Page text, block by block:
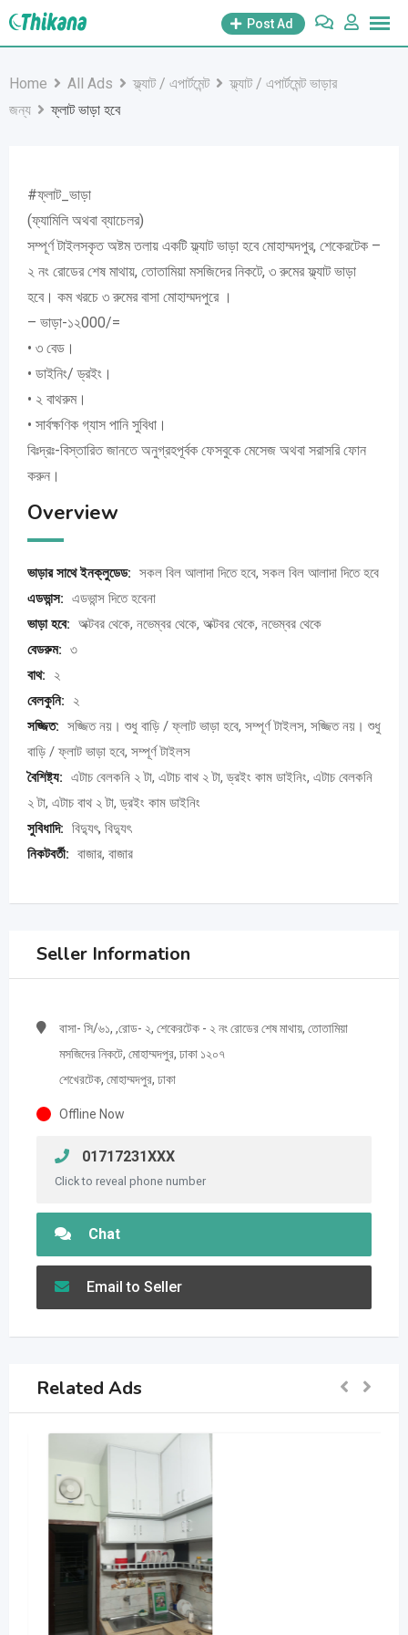
Skip
Post Ad
Home All Ads ফ্ল্যাট / এপার্টমেন্ট
ফ্ল্যাট / এপার্টমেন্ট ভাড়ার
জন্য
ফ্লাট ভাড়া হবে
#ফ্লাট_ভাড়া
(ফ্যামিলি অথবা ব্যাচেলর)
সম্পূর্ণ টাইলসকৃত অষ্টম তলায় একটি ফ্ল্যাট ভাড়া হবে মোহাম্মদপুর, শেকেরটেক –
২ নং রোডের শেষ মাথায়, তোতামিয়া মসজিদের নিকটে, ৩ রুমের ফ্ল্যাট ভাড়া
হবে। কম খরচে ৩ রুমের বাসা মোহাম্মদপুরে ।
– ভাড়া-১২000/=
• ৩ বেড।
• ডাইনিং/ ড্রইং।
• ২ বাথরুম।
• সার্বক্ষণিক গ্যাস পানি সুবিধা।
বিঃদ্রঃ-বিস্তারিত জানতে অনুগ্রহপূর্বক ফেসবুকে মেসেজ অথবা সরাসরি ফোন
করুন।
Overview
ভাড়ার সাথে ইনক্লুডেড: সকল বিল আলাদা দিতে হবে, সকল বিল আলাদা দিতে হবে
এডভান্স: এডভান্স দিতে হবেনা
ভাড়া হবে: অক্টবর থেকে, নভেম্বর থেকে, অক্টবর থেকে, নভেম্বর থেকে
বেডরুম: ৩
বাথ:
২
বেলকুনি:
২
সজ্জিত: সজ্জিত নয়। শুধু বাড়ি / ফ্লাট ভাড়া হবে, সম্পূর্ণ টাইলস, সজ্জিত নয়। শুধু
বাড়ি / ফ্লাট ভাড়া হবে, সম্পূর্ণ টাইলস
বৈশিষ্ট্য: এটাচ বেলকনি ২ টা, এটাচ বাথ ২ টা, ড্রইং কাম ডাইনিং, এটাচ বেলকনি
২ টা, এটাচ বাথ ২ টা, ড্রইং কাম ডাইনিং
সুবিধাদি: বিদ্যুৎ, বিদ্যুৎ
নিকটবর্তী: বাজার, বাজার
Seller Information
বাসা- সি/৬১, ,রোড- ২, শেকেরটেক - ২ নং রোডের শেষ মাথায়, তোতামিয়া
মসজিদের নিকটে, মোহাম্মদপুর, ঢাকা ১২০৭
শেখেরটেক, মোহাম্মদপুর, ঢাকা
Offline Now
01717231XXX
Click to reveal phone number
Chat
Email to Seller
Related Ads